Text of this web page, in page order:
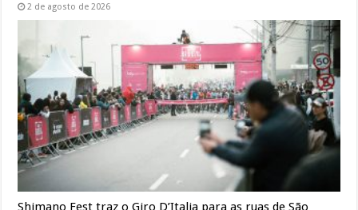
2 de agosto de 2026
Shimano Fest traz o Giro D’Italia para as ruas de São